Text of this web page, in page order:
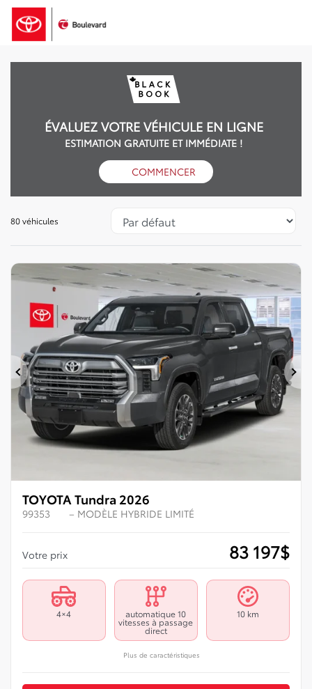
ÉVALUEZ VOTRE VÉHICULE EN LIGNE
ESTIMATION GRATUITE ET IMMÉDIATE !
COMMENCER
80 véhicules
Précédent
TOYOTA Tundra 2026
99353 – MODÈLE HYBRIDE LIMITÉ
Votre prix 83 197$
4×4 automatique 10
vitesses à passage
direct
10 km
Plus de caractéristiques